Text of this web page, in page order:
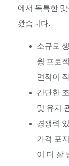
에서 독특한
왔습니다.
소규모
윙 프로
면적이
간단한
및 유지
경쟁력
가격 포
이 더 잘